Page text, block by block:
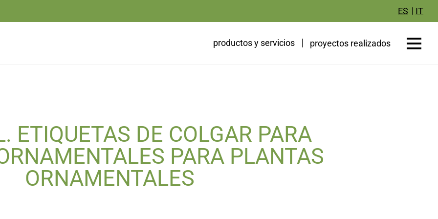
ES IT
productos y servicios proyectos realizados
ETIQUETAS DE COLGAR PARA
PARA PLANTAS
ORNAMENTALES